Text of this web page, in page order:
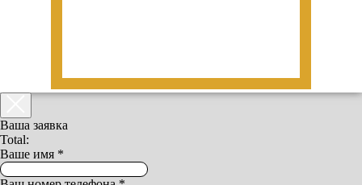
Ваша заявка
Total:
Ваше имя *